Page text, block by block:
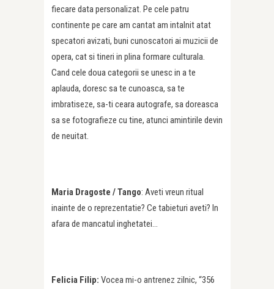
fiecare data personalizat. Pe cele patru
continente pe care am cantat am intalnit atat
specatori avizati, buni cunoscatori ai muzicii de
opera, cat si tineri in plina formare culturala.
Cand cele doua categorii se unesc in a te
aplauda, doresc sa te cunoasca, sa te
imbratiseze, sa-ti ceara autografe, sa doreasca
sa se fotografieze cu tine, atunci amintirile devin
de neuitat.
Maria Dragoste / Tango: Aveti vreun ritual
inainte de o reprezentatie? Ce tabieturi aveti? In
afara de mancatul inghetatei…
Felicia Filip: Vocea mi-o antrenez zilnic, “356